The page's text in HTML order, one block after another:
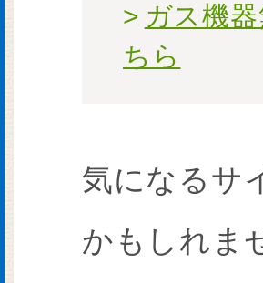
ガス機
ちら
気になるサ
かもしれま